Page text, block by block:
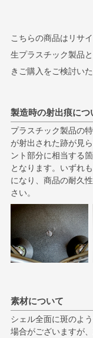
こちらの商品はリサ
生プラスチック製品
きご購入をご検討い
製造時の射出痕につ
プラスチック製品の
が射出された跡が見
ント部分に相当する
となります。いずれ
になり、商品の耐久
さい。
素材について
シェル全面に斑のよ
場合がございますが